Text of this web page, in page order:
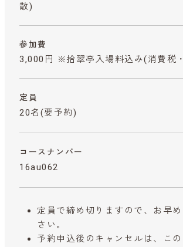
散)
参加費
3,000円 ※拾翠亭入場料込み(消費税
定員
20名(要予約)
コースナンバー
16au062
定員で締め切りますので、お早
さい。
予約申込後のキャンセルは、こ